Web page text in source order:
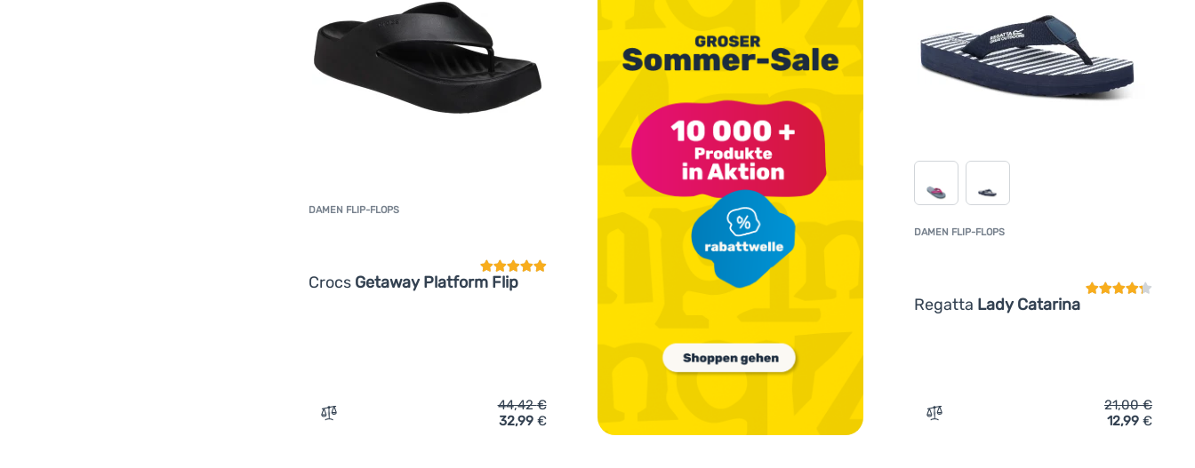
DAMEN FLIP-FLOPS
Crocs Getaway Platform Flip
Zum Vergleich 'Damen Flip-Flops Crocs Getaway Platform Flip' hinzufügen
44,42€
32,99 €
DAMEN FLIP-FLOPS
Regatta Lady Catarina
Zum Vergleich 'Damen Flip-Flops
21,00€
12,99 €